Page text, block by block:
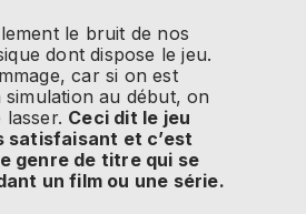
le bruit de nos
dont dispose le jeu.
car si on est
simulation au début, on
Ceci dit le jeu
satisfaisant et c’est
genre de titre qui se
un film ou une série.